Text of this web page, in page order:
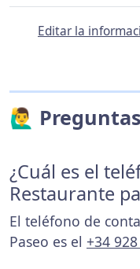
Editar la
🙋‍♂️
¿Cuál es el
Restaurante
El teléfono de
Paseo es el +34